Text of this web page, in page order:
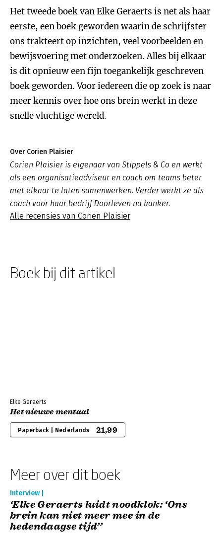
Het tweede boek van Elke Geraerts is net als haar
eerste, een boek geworden waarin de schrijfster
ons trakteert op inzichten, veel voorbeelden en
bewijsvoering met onderzoeken. Alles bij elkaar
is dit opnieuw een fijn toegankelijk geschreven
boek geworden. Voor iedereen die op zoek is naar
meer kennis over hoe ons brein werkt in deze
snelle vluchtige wereld.
Over Corien Plaisier
Corien Plaisier is eigenaar van Stippels & Co en werkt
als een organisatieadviseur en coach om teams beter
met elkaar te laten samenwerken. Verder werkt ze als
coach voor haar bedrijf Doorleven na kanker.
Alle recensies van Corien Plaisier
Boek bij dit artikel
Elke Geraerts
Het nieuwe mentaal
Paperback | Nederlands 21,99
Meer over dit boek
Interview |
‘Elke Geraerts luidt noodklok: ‘Ons
brein kan niet meer mee in de
hedendaagse tijd’’